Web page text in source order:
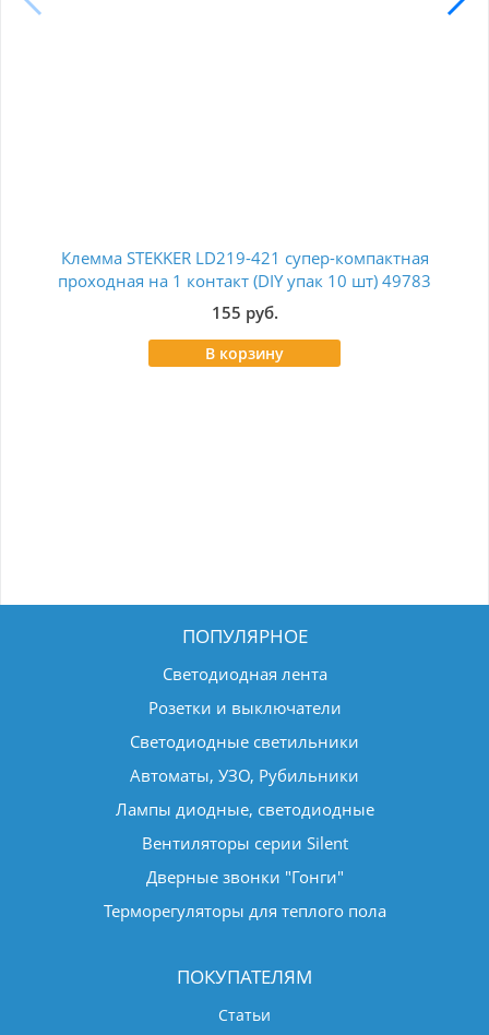
Клемма STEKKER LD219-421 супер-компактная
проходная на 1 контакт (DIY упак 10 шт) 49783
155 руб.
В корзину
ПОПУЛЯРНОЕ
Светодиодная лента
Розетки и выключатели
Светодиодные светильники
Автоматы, УЗО, Рубильники
Лампы диодные, светодиодные
Вентиляторы серии Silent
Дверные звонки "Гонги"
Терморегуляторы для теплого пола
ПОКУПАТЕЛЯМ
Статьи